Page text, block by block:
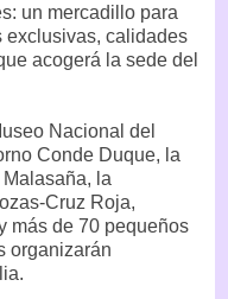
un mercadillo para
exclusivas, calidades
acogerá la sede del
Nacional del
Conde Duque, la
la
Cruz Roja,
más de 70 pequeños
organizarán